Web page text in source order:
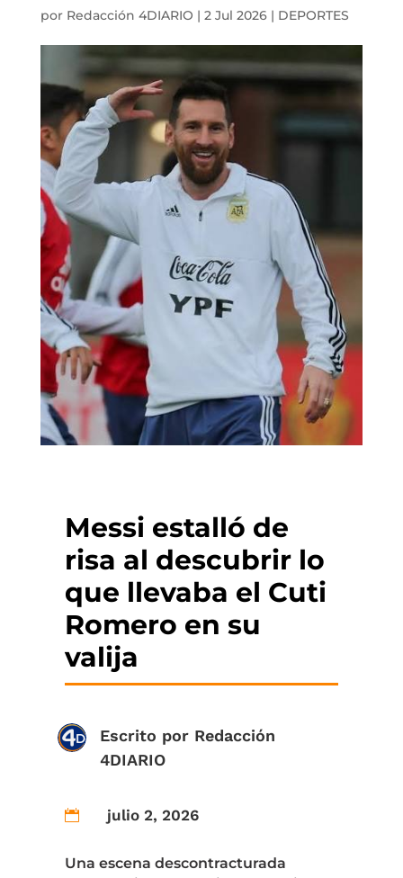
por Redacción 4DIARIO | 2 Jul 2026| DEPORTES
Messi estalló de
risa al descubrir lo
que llevaba el Cuti
Romero en su
valija
Escrito por Redacción
4DIARIO
 julio 2, 2026
Una escena descontracturada